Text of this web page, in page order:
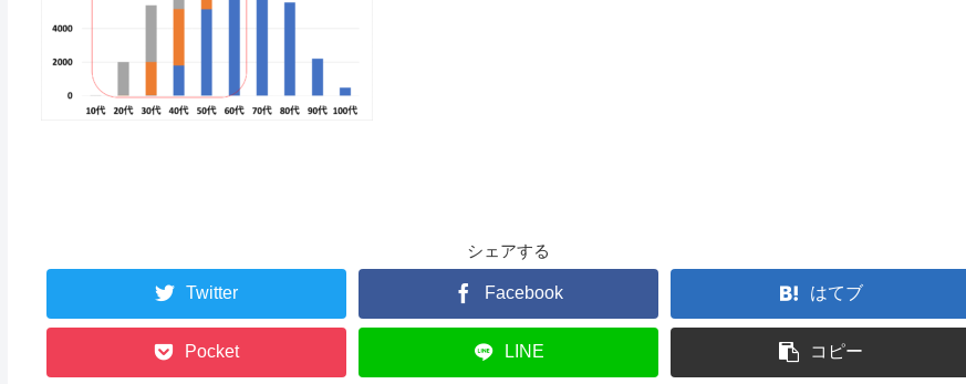
シェアする
Twitter Facebook はてブ
Pocket LINE コピー